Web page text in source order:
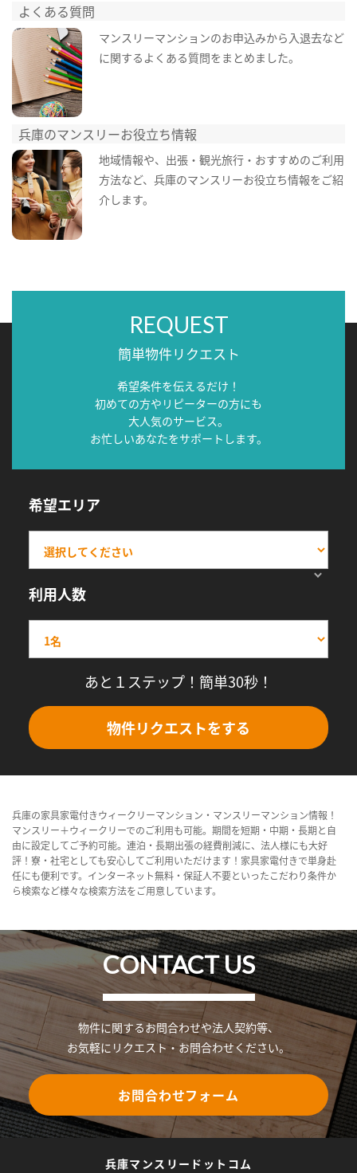
よくある質問
マンスリーマンションのお申込みから入退去など
に関するよくある質問をまとめました。
兵庫のマンスリーお役立ち情報
地域情報や、出張・観光旅行・おすすめのご利用
方法など、兵庫のマンスリーお役立ち情報をご紹
介します。
REQUEST
簡単物件リクエスト
希望条件を伝えるだけ！
初めての方やリピーターの方にも
大人気のサービス。
お忙しいあなたをサポートします。
希望エリア
利用人数
あと１ステップ！簡単30秒！
物件リクエストをする
兵庫の家具家電付きウィークリーマンション・マンスリーマンション情報！
マンスリー＋ウィークリーでのご利用も可能。期間を短期・中期・長期と自
由に設定してご予約可能。連泊・長期出張の経費削減に、法人様にも大好
評！寮・社宅としても安心してご利用いただけます！家具家電付きで単身赴
任にも便利です。インターネット無料・保証人不要といったこだわり条件か
ら検索など様々な検索方法をご用意しています。
CONTACT US
物件に関するお問合わせや法人契約等、
お気軽にリクエスト・お問合わせください。
お問合わせフォーム
兵庫マンスリードットコム